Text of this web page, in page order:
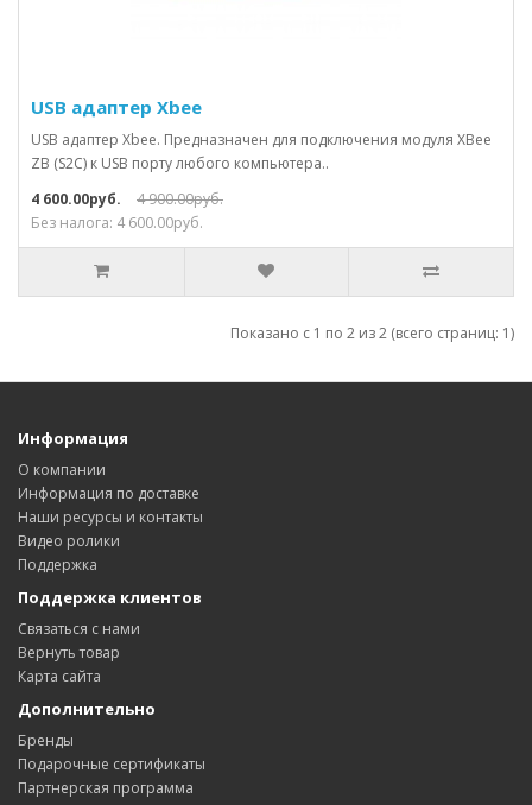
USB адаптер Xbee
USB адаптер Xbee. Предназначен для подключения модуля XBee
ZB (S2C) к USB порту любого компьютера..
4 600.00руб.
4 900.00руб.
Без налога: 4 600.00руб.
Показано с 1 по 2 из 2 (всего страниц: 1)
Информация
О компании
Информация по доставке
Наши ресурсы и контакты
Видео ролики
Поддержка
Поддержка клиентов
Связаться с нами
Вернуть товар
Карта сайта
Дополнительно
Бренды
Подарочные сертификаты
Партнерская программа